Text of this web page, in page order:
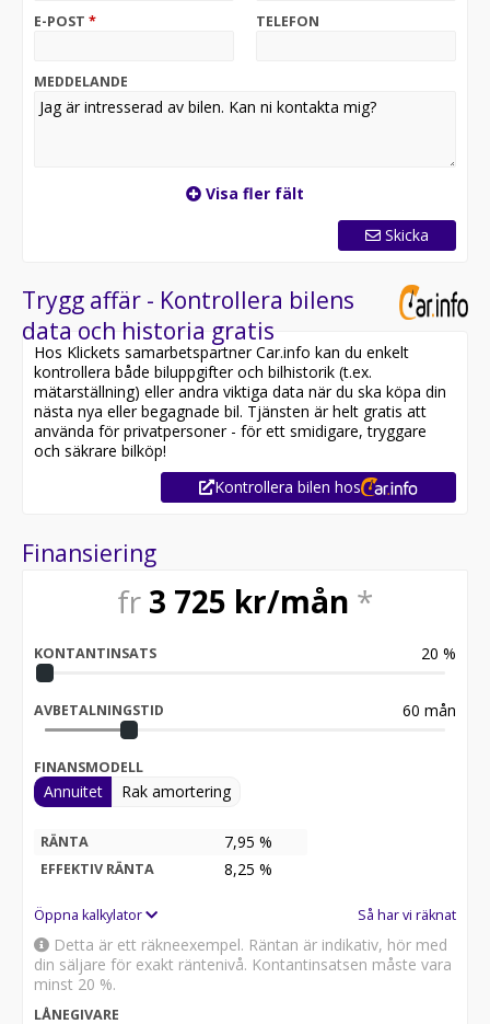
Inscription – exklusiv utrustningsnivå
Keyless
Lyxig och tyst kupé med hög komfort
• Möjlighet till 12–36 månaders garanti
Därför ska du välja Svenska Motorkompaniet AB:
• Rekommenderat bolag 13 år i rad enligt RECO med
nöjda kunder
• Familjeföretag som har funnits i 26 år på samma
adress
• Affärer som sker tryggt, enkelt och smidigt
• Noggrant kontrollerade och kvalitetssäkrade bilar
• Möjlighet till hemleverans i hela Sverige
• Smidig finansiering och flexibla garantilösningar
Kontakta oss idag för mer information, offert eller
Varmt välkommen till Svenska Motorkompaniet AB –
E-POST * TELEFON
MEDDELANDE
Visa fler fält
Skicka
Trygg affär - Kontrollera bilens
data och historia gratis
Hos Klickets samarbetspartner Car.info kan du enkelt
kontrollera både biluppgifter och bilhistorik (t.ex.
mätarställning) eller andra viktiga data när du ska köpa din
nästa nya eller begagnade bil. Tjänsten är helt gratis att
använda för privatpersoner - för ett smidigare, tryggare
och säkrare bilköp!
Kontrollera bilen hos
Finansiering
fr 3 725 kr/mån *
KONTANTINSATS 20 %
AVBETALNINGSTID 60 mån
FINANSMODELL
Annuitet Rak amortering
RÄNTA 7,95 %
EFFEKTIV RÄNTA 8,25 %
Öppna kalkylator Så har vi räknat
Detta är ett räkneexempel. Räntan är indikativ, hör med
din säljare för exakt räntenivå. Kontantinsatsen måste vara
minst 20 %.
LÅNEGIVARE